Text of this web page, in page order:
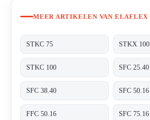
MEER ARTIKELEN VAN ELAFLEX
STKC 75 STKX 100
STKC 100 SFC 25.40
SFC 38.40 SFC 50.16
FFC 50.16 SFC 75.16